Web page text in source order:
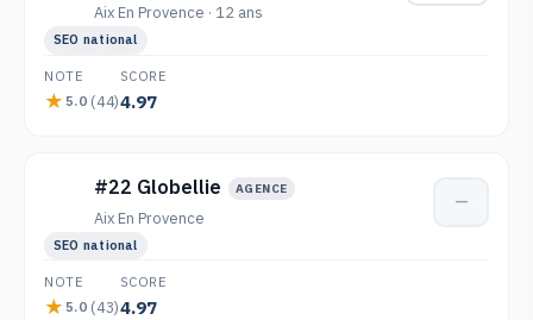
Aix En Provence · 12 ans
SEO national
NOTE
5.0 (44)
SCORE
4.97
#22 Globellie AGENCE
Aix En Provence
—
SEO national
NOTE
5.0 (43)
SCORE
4.97